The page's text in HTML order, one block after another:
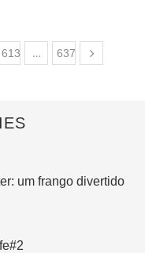
613 … 637
um frango divertido